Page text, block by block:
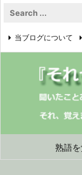
熟語
当ブログについて
プライバシーポリシ